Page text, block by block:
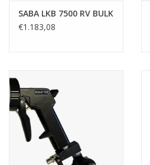
SABA LKB 7500 RV BULK
€1.183,08